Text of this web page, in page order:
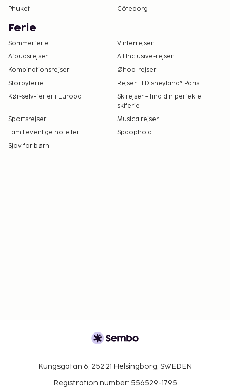
Phuket
Göteborg
Ferie
Sommerferie
Vinterrejser
Afbudsrejser
All Inclusive-rejser
Kombinationsrejser
Øhop-rejser
Storbyferie
Rejser til Disneyland® Paris
Kør-selv-ferier i Europa
Skirejser – find din perfekte
skiferie
Sportsrejser
Musicalrejser
Familievenlige hoteller
Spaophold
Sjov for børn
Kungsgatan 6, 252 21 Helsingborg, SWEDEN
Registration number: 556529-1795